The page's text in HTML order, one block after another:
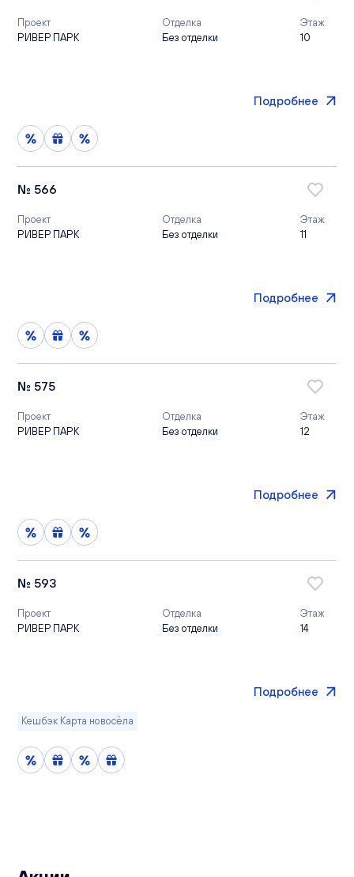
Проект
РИВЕР ПАРК
Отделка
Без отделки
Этаж
10
Подробнее
№ 566
Проект
РИВЕР ПАРК
Отделка
Без отделки
Этаж
11
Подробнее
№ 575
Проект
РИВЕР ПАРК
Отделка
Без отделки
Этаж
12
Подробнее
№ 593
Проект
РИВЕР ПАРК
Отделка
Без отделки
Этаж
14
Кешбэк Карта новосёла
Подробнее